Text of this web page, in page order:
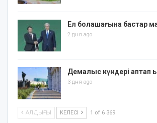
Ел болашағына бастар
2 дня ago
Демалыс күндері аптап
3 дня ago
АЛДЫҢҒЫ КЕЛЕСІ 1 of 6 369